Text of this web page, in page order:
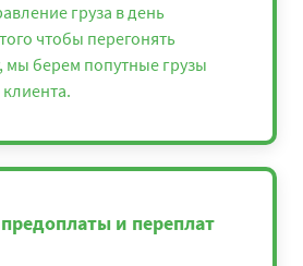
груза в день
чтобы перегонять
мы берем попутные грузы
и переплат